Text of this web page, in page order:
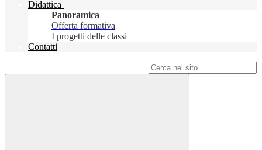
Didattica
Panoramica
Offerta formativa
I progetti delle classi
Contatti